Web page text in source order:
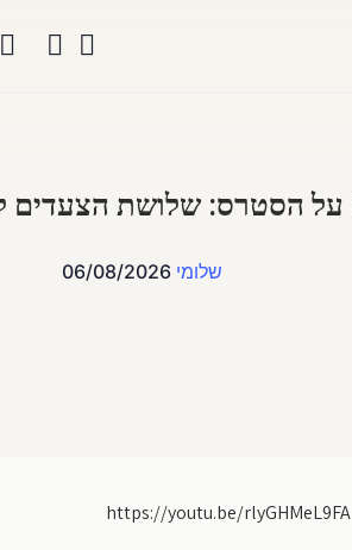
שלומי 06/08/2026
https://youtu.be/rlyGHMeL9FA